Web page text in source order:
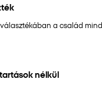
választékában a család
nélkül